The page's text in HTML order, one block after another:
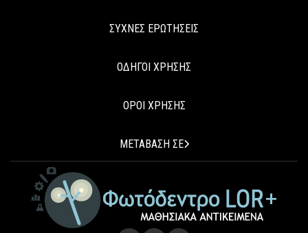
ΣΥΧΝΕΣ ΕΡΩΤΗΣΕΙΣ
ΟΔΗΓΟΙ ΧΡΗΣΗΣ
ΟΡΟΙ ΧΡΗΣΗΣ
ΜΕΤΑΒΑΣΗ ΣΕ